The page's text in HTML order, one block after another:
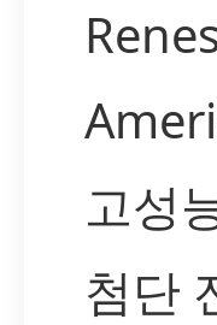
고성
첨단